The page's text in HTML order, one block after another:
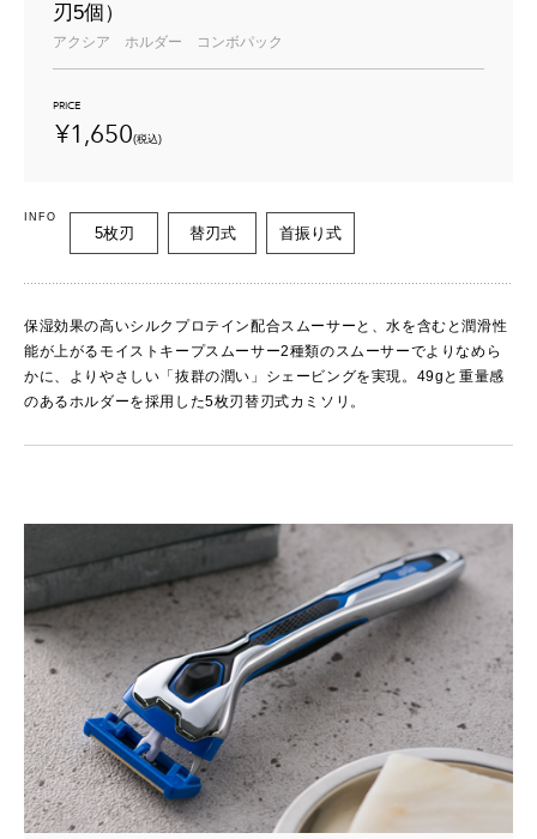
刃5個）
アクシア ホルダー コンボパック
PRICE
¥1,650(税込)
INFO
5枚刃 替刃式 首振り式
保湿効果の高いシルクプロテイン配合スムーサーと、水を含むと潤滑性
能が上がるモイストキープスムーサー2種類のスムーサーでよりなめら
かに、よりやさしい「抜群の潤い」シェービングを実現。49gと重量感
のあるホルダーを採用した5枚刃替刃式カミソリ。